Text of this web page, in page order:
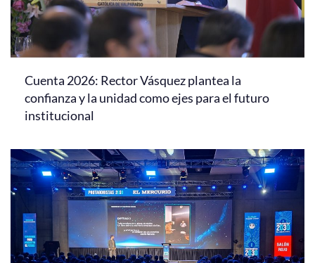
Cuenta 2026: Rector Vásquez plantea la
confianza y la unidad como ejes para el futuro
institucional